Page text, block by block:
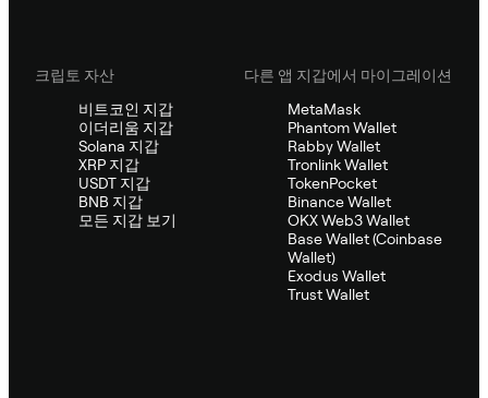
크립토 자산
비트코인 지갑
이더리움 지갑
Solana 지갑
XRP 지갑
USDT 지갑
BNB 지갑
모든 지갑 보기
다른 앱 지갑에서 마이그레이션
MetaMask
Phantom Wallet
Rabby Wallet
Tronlink Wallet
TokenPocket
Binance Wallet
OKX Web3 Wallet
Base Wallet (Coinbase
Wallet)
Exodus Wallet
Trust Wallet